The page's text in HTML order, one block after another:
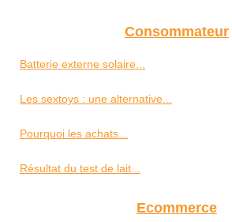
Consommateur
Batterie externe solaire...
Les sextoys : une alternative...
Pourquoi les achats...
Résultat du test de lait...
Ecommerce